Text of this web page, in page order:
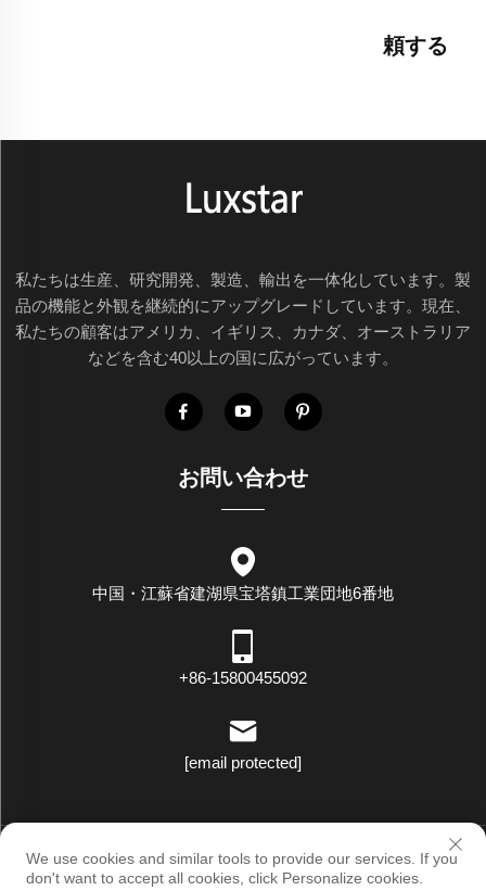
頼する
私たちは生産、研究開発、製造、輸出を一体化しています。製
品の機能と外観を継続的にアップグレードしています。現在、
私たちの顧客はアメリカ、イギリス、カナダ、オーストラリア
などを含む40以上の国に広がっています。
お問い合わせ
中国・江蘇省建湖県宝塔鎮工業団地6番地
+86-15800455092
[email protected]
著作権 © ラックスターアイディナストリー（ジャングスウ）株式
会社 すべての権利を保有します | プライバシーポリシー
We use cookies and similar tools to provide our services. If you
don't want to accept all cookies, click Personalize cookies.